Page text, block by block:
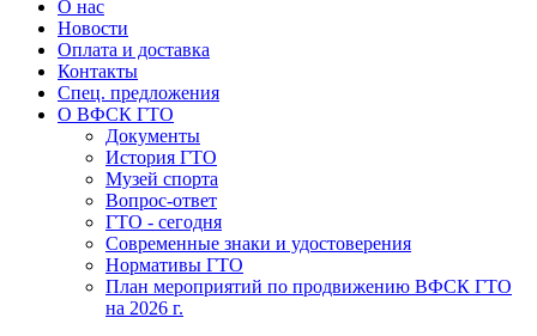
О нас
Новости
Оплата и доставка
Контакты
Спец. предложения
О ВФСК ГТО
Документы
История ГТО
Музей спорта
Вопрос-ответ
ГТО - сегодня
Современные знаки и удостоверения
Нормативы ГТО
План мероприятий по продвижению ВФСК ГТО
на 2026 г.